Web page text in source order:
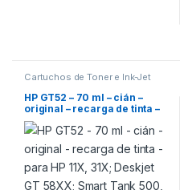
Cartuchos de Toner e Ink-Jet
HP GT52 – 70 ml – cián –
original – recarga de tinta –
para HP 11X, 31X; Deskjet GT
58XX; Smart Tank 500, 51X,
530, 6001, 615, 70XX, 73XX,
76XX